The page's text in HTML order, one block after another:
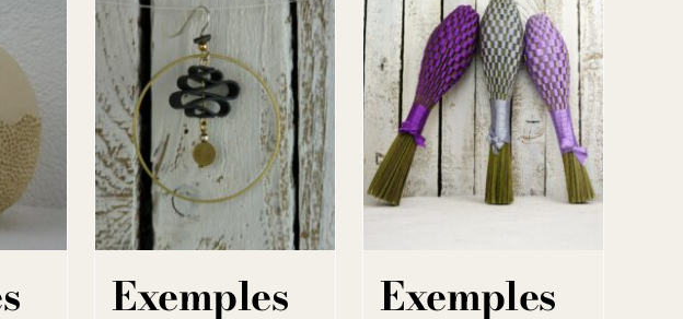
Exemples Exemples